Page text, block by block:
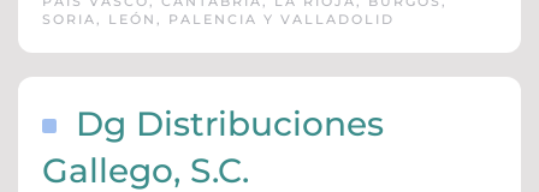
SORIA, LEÓN, PALENCIA Y VALLADOLID
Dg Distribuciones
Gallego, S.C.